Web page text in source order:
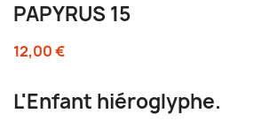
PAPYRUS 15
12,00 €
L'Enfant hiéroglyphe.